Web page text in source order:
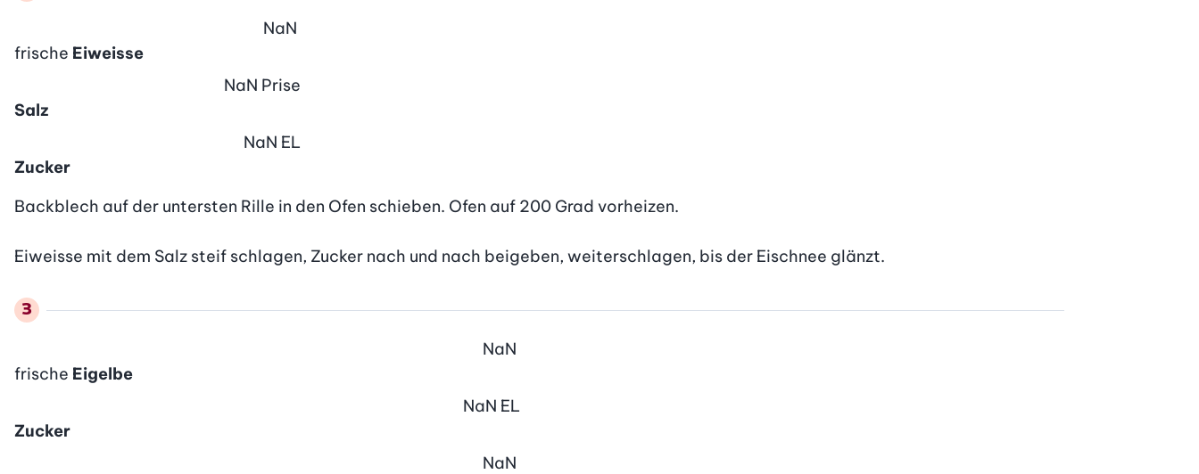
frische Eiweisse
NaN
Salz
NaN Prise
Zucker
NaN EL
Backblech auf der untersten Rille in den Ofen schieben. Ofen auf 200 Grad vorheizen.
Eiweisse mit dem Salz steif schlagen, Zucker nach und nach beigeben, weiterschlagen, bis der Eischnee glänzt.
frische Eigelbe
NaN
Zucker
NaN EL
NaN